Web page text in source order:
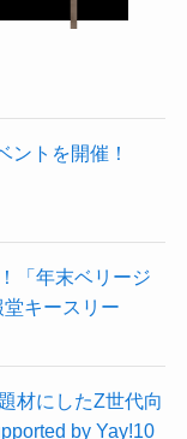
ントを開催！
「年末ベリージ
キースリー
材にしたZ世代向
by Yay!10